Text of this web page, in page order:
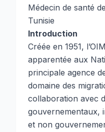
Médecin de santé
Tunisie
Introduction
Créée en 1951,
apparentée aux
principale agence
domaine des
collaboration avec
gouvernementaux,
et non